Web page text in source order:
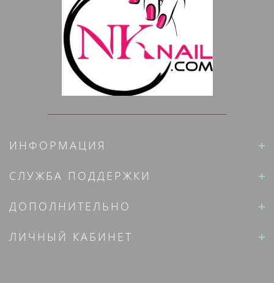
ИНФОРМАЦИЯ
СЛУЖБА ПОДДЕРЖКИ
ДОПОЛНИТЕЛЬНО
ЛИЧНЫЙ КАБИНЕТ